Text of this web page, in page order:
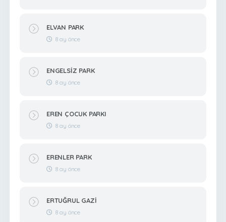
ELVAN PARK
8 ay önce
ENGELSİZ PARK
8 ay önce
EREN ÇOCUK PARKI
8 ay önce
ERENLER PARK
8 ay önce
ERTUĞRUL GAZİ
8 ay önce